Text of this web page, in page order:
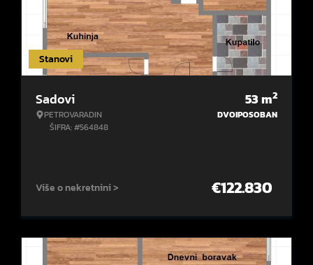
Stanovi
Sadovi
PETROVARADIN
ŠIFRA: #564848
53m2
DVOIPOSOBAN
Više o nekretnini > €122.830